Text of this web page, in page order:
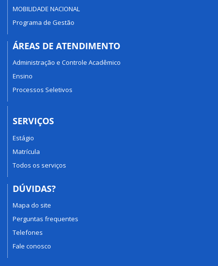
MOBILIDADE NACIONAL
Programa de Gestão
ÁREAS DE ATENDIMENTO
Administração e Controle Acadêmico
Ensino
Processos Seletivos
SERVIÇOS
Estágio
Matrícula
Todos os serviços
DÚVIDAS?
Mapa do site
Perguntas frequentes
Telefones
Fale conosco